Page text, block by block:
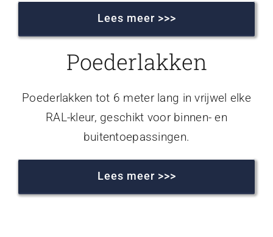
Lees meer >>>
Poederlakken
Poederlakken tot 6 meter lang in vrijwel elke
RAL-kleur, geschikt voor binnen- en
buitentoepassingen.
Lees meer >>>